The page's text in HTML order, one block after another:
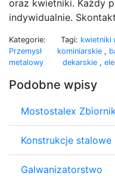
oraz kwietniki. Każdy
indywidualnie.
Kategorie:
Przemysł
metalowy
Tagi: kwietniki
kominiarskie ,
dekarskie ,
Podobne wpisy
Mostostalex
Konstrukcje
Galwanizatorstwo